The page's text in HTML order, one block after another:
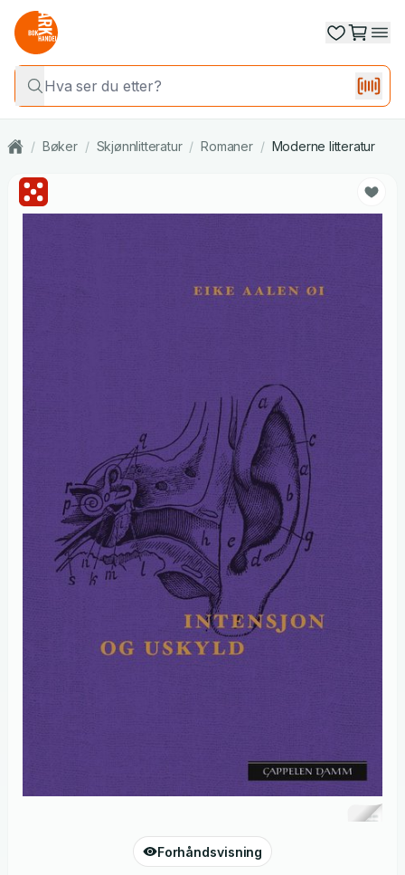
/ Bøker / Skjønnlitteratur / Romaner / Moderne litteratur
Forhåndsvisning